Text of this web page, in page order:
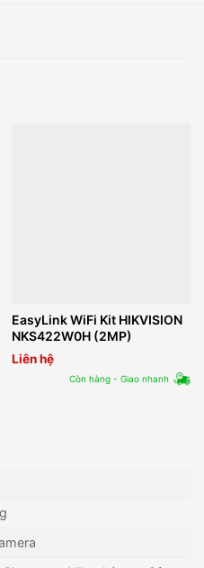
EasyLink WiFi Kit HIKVISION
NKS422W0H (2MP)
Liên hệ
Còn hàng - Giao nhanh